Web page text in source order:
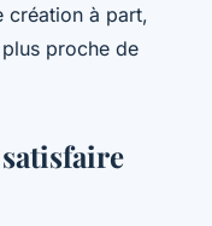
création à part,
proche de